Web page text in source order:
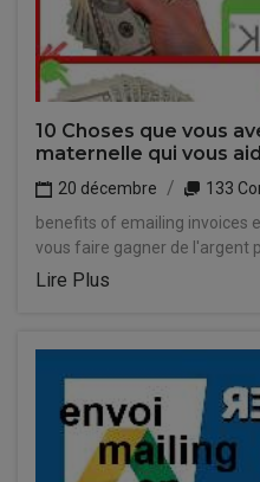
10 Choses que vous
maternelle qui vous
20 décembre
133
benefits of emailing invoices
vous faire gagner de l'argent
Lire Plus